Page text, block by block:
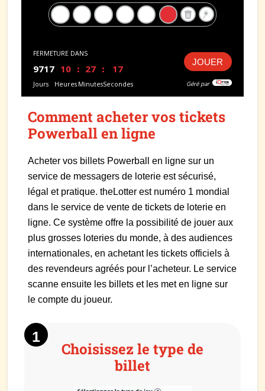
Comment acheter vos tickets
Powerball en ligne
Acheter vos billets Powerball en ligne sur un
service de messagers de loterie est sécurisé,
légal et pratique. theLotter est numéro 1 mondial
dans le service de vente de tickets de loterie en
ligne. Ce système offre la possibilité de jouer aux
plus grosses loteries du monde, à des audiences
internationales, en achetant les tickets officiels à
des revendeurs agréés pour l’acheteur. Le service
scanne ensuite les billets et les met en ligne sur
le compte du joueur.
Choisissez le type de
billet